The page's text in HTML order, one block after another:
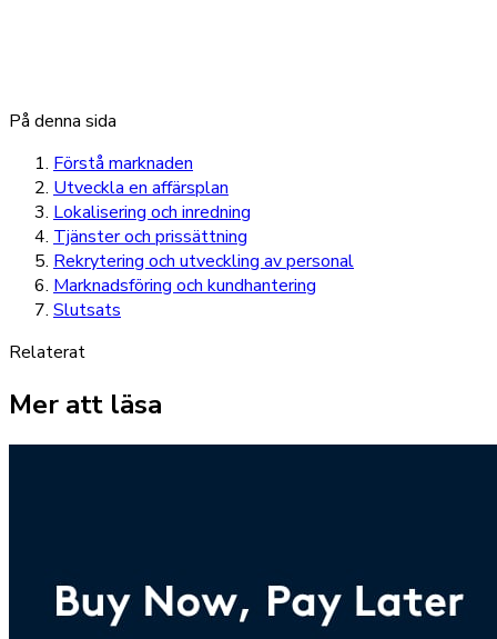
På denna sida
Förstå marknaden
Utveckla en affärsplan
Lokalisering och inredning
Tjänster och prissättning
Rekrytering och utveckling av personal
Marknadsföring och kundhantering
Slutsats
Relaterat
Mer att läsa